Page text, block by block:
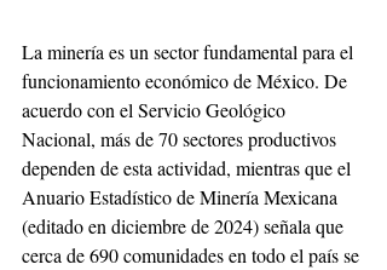
La minería es un sector fundamental para el
funcionamiento económico de México. De
acuerdo con el Servicio Geológico
Nacional, más de 70 sectores productivos
dependen de esta actividad, mientras que el
Anuario Estadístico de Minería Mexicana
(editado en diciembre de 2024) señala que
cerca de 690 comunidades en todo el país se